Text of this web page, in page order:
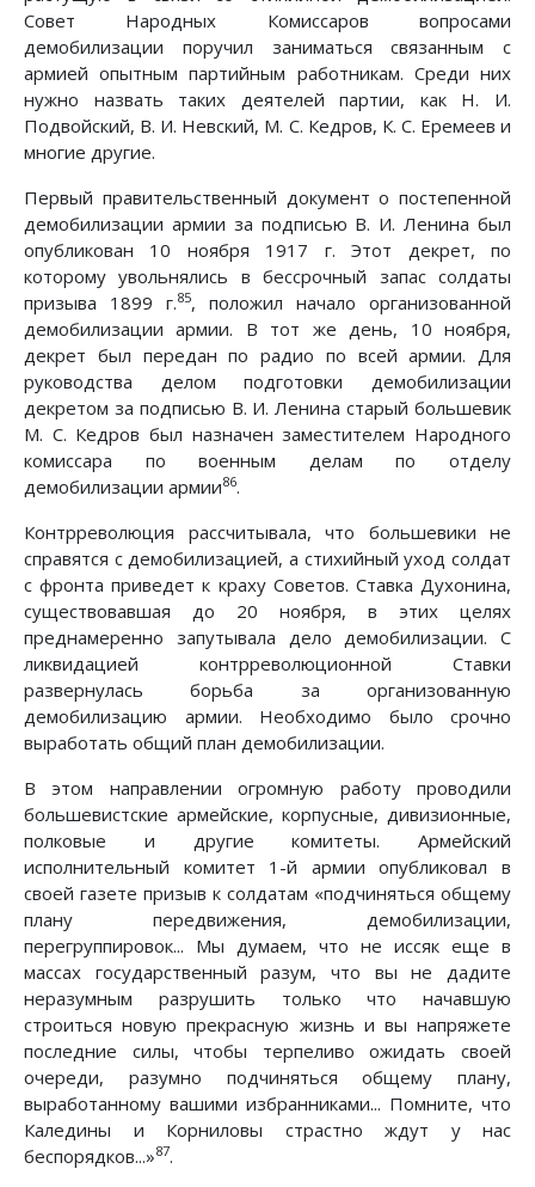
Совет Народных Комиссаров вопросами
демобилизации поручил заниматься связанным с
армией опытным партийным работникам. Среди них
нужно назвать таких деятелей партии, как Н. И.
Подвойский, В. И. Невский, М. С. Кедров, К. С. Еремеев и
многие другие.
Первый правительственный документ о постепенной
демобилизации армии за подписью В. И. Ленина был
опубликован 10 ноября 1917 г. Этот декрет, по
которому увольнялись в бессрочный запас солдаты
призыва 1899 г.85, положил начало организованной
демобилизации армии. В тот же день, 10 ноября,
декрет был передан по радио по всей армии. Для
руководства делом подготовки демобилизации
декретом за подписью В. И. Ленина старый большевик
М. С. Кедров был назначен заместителем Народного
комиссара по военным делам по отделу
демобилизации армии86.
Контрреволюция рассчитывала, что большевики не
справятся с демобилизацией, а стихийный уход солдат
с фронта приведет к краху Советов. Ставка Духонина,
существовавшая до 20 ноября, в этих целях
преднамеренно запутывала дело демобилизации. С
ликвидацией контрреволюционной Ставки
развернулась борьба за организованную
демобилизацию армии. Необходимо было срочно
выработать общий план демобилизации.
В этом направлении огромную работу проводили
большевистские армейские, корпусные, дивизионные,
полковые и другие комитеты. Армейский
исполнительный комитет 1-й армии опубликовал в
своей газете призыв к солдатам «подчиняться общему
плану передвижения, демобилизации,
перегруппировок... Мы думаем, что не иссяк еще в
массах государственный разум, что вы не дадите
неразумным разрушить только что начавшую
строиться новую прекрасную жизнь и вы напряжете
последние силы, чтобы терпеливо ожидать своей
очереди, разумно подчиняться общему плану,
выработанному вашими избранниками... Помните, что
Каледины и Корниловы страстно ждут у нас
беспорядков...»87.